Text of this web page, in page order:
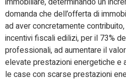
domanda che dell’offerta di
ad aver concretamente
incentivi fiscali edilizi, per il 73%
professionali, ad aumentare il
elevate prestazioni energetiche e
le case con scarse prestazioni